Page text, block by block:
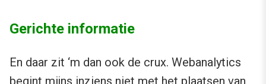
Gerichte informatie
En daar zit ‘m dan ook de crux. Webanalytics
begint mijns inziens niet met het plaatsen van